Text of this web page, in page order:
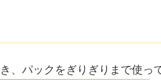
、パックをぎりぎりまで使っ